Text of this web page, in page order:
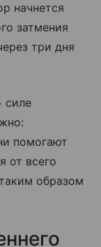
начнется
затмения
три дня
силе
помогают
от всего
образом